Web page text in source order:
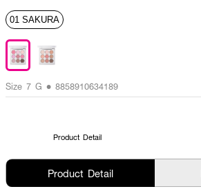
01 SAKURA
Size 7 G • 8858910634189
Product Detail
Product Detail